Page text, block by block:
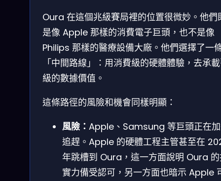
Oura 在這個兆級賽局裡的位置很微妙。他們
是像 Apple 那樣的消費電子巨頭，也不是像
Philips 那樣的醫療設備大廠。他們選擇了一
「中間路線」：用消費級的硬體體驗，去承
級的數據價值。
這條路徑的風險和機會同樣明顯：
風險： Apple、Samsung 等巨頭正在
追趕。Apple 的硬體工程主管甚至在
年跳槽到 Oura，這一方面說明 Oura
實力備受認可，另一方面也暗示 Apple